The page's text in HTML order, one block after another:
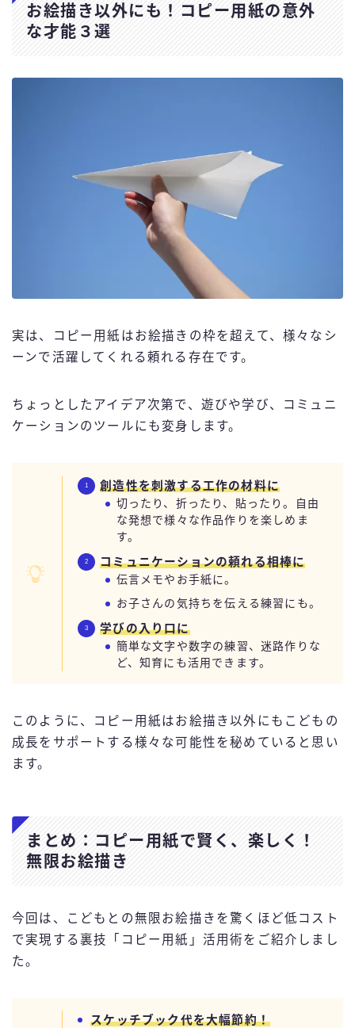
お絵描き以外にも！コピー用紙の意外
な才能３選
実は、コピー用紙はお絵描きの枠を超えて、様々なシ
ーンで活躍してくれる頼れる存在です。
ちょっとしたアイデア次第で、遊びや学び、コミュニ
ケーションのツールにも変身します。
創造性を刺激する工作の材料に
切ったり、折ったり、貼ったり。自由
な発想で様々な作品作りを楽しめま
す。
コミュニケーションの頼れる相棒に
伝言メモやお手紙に。
お子さんの気持ちを伝える練習にも。
学びの入り口に
簡単な文字や数字の練習、迷路作りな
ど、知育にも活用できます。
このように、コピー用紙はお絵描き以外にもこどもの
成長をサポートする様々な可能性を秘めていると思い
ます。
まとめ：コピー用紙で賢く、楽しく！
無限お絵描き
今回は、こどもとの無限お絵描きを驚くほど低コスト
で実現する裏技「コピー用紙」活用術をご紹介しまし
た。
スケッチブック代を大幅節約！